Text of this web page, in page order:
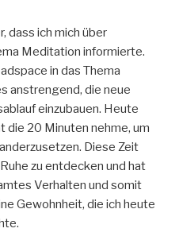
dass ich mich über
Meditation informierte.
in das Thema
anstrengend, die neue
einzubauen. Heute
die 20 Minuten nehme, um
Diese Zeit
zu entdecken und hat
Verhalten und somit
Gewohnheit, die ich heute